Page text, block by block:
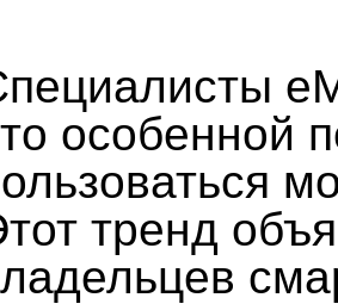
особенной
тренд